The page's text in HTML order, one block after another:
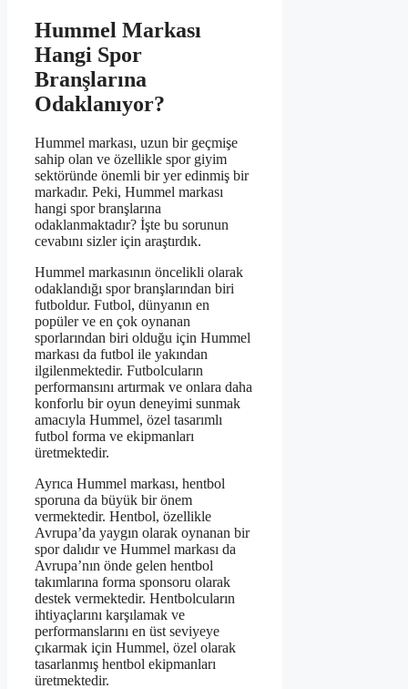
Hummel Markası
Hangi Spor
Branşlarına
Odaklanıyor?
Hummel markası, uzun bir geçmişe
sahip olan ve özellikle spor giyim
sektöründe önemli bir yer edinmiş bir
markadır. Peki, Hummel markası
hangi spor branşlarına
odaklanmaktadır? İşte bu sorunun
cevabını sizler için araştırdık.
Hummel markasının öncelikli olarak
odaklandığı spor branşlarından biri
futboldur. Futbol, dünyanın en
popüler ve en çok oynanan
sporlarından biri olduğu için Hummel
markası da futbol ile yakından
ilgilenmektedir. Futbolcuların
performansını artırmak ve onlara daha
konforlu bir oyun deneyimi sunmak
amacıyla Hummel, özel tasarımlı
futbol forma ve ekipmanları
üretmektedir.
Ayrıca Hummel markası, hentbol
sporuna da büyük bir önem
vermektedir. Hentbol, özellikle
Avrupa’da yaygın olarak oynanan bir
spor dalıdır ve Hummel markası da
Avrupa’nın önde gelen hentbol
takımlarına forma sponsoru olarak
destek vermektedir. Hentbolcuların
ihtiyaçlarını karşılamak ve
performanslarını en üst seviyeye
çıkarmak için Hummel, özel olarak
tasarlanmış hentbol ekipmanları
üretmektedir.